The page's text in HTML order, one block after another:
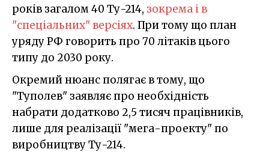
років загалом 40 Ту-214, зокрема і в
"спеціальних" версіях. При тому що план
уряду РФ говорить про 70 літаків цього
типу до 2030 року.
Окремий нюанс полягає в тому, що
"Туполев" заявляє про необхідність
набрати додатково 2,5 тисяч працівників,
лише для реалізації "мега-проекту" по
виробництву Ту-214.